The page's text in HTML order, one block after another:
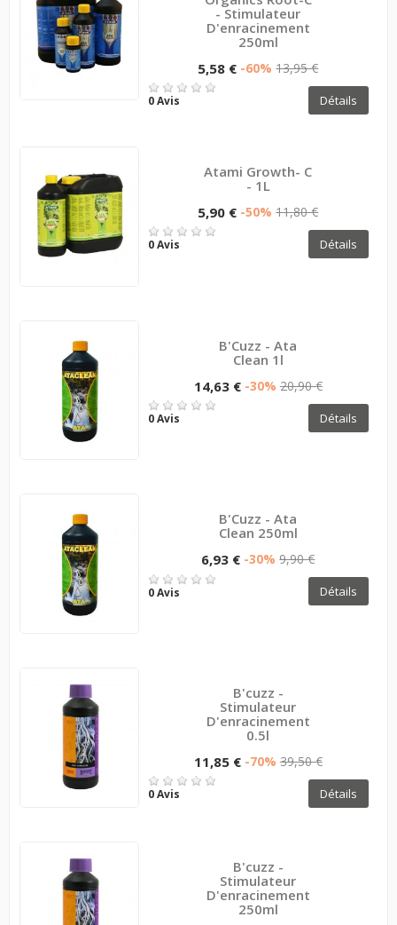
- Stimulateur
D'enracinement
250ml
5,58 € -60% 13,95 €
0 Avis Détails
Atami Growth- C
- 1L
5,90 € -50% 11,80 €
0 Avis Détails
B'Cuzz - Ata
Clean 1l
14,63 € -30% 20,90 €
0 Avis Détails
B'Cuzz - Ata
Clean 250ml
6,93 € -30% 9,90 €
0 Avis Détails
B'cuzz -
Stimulateur
D'enracinement
0.5l
11,85 € -70% 39,50 €
0 Avis Détails
B'cuzz -
Stimulateur
D'enracinement
250ml